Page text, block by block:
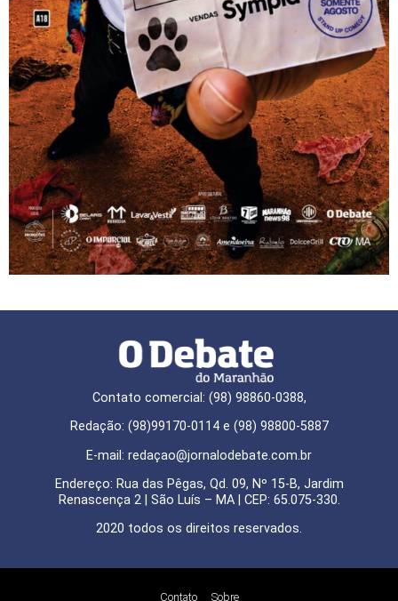
Contato comercial: (98) 98860-0388,
Redação: (98)99170-0114 e (98) 98800-5887
E-mail: redaçao@jornalodebate.com.br
Endereço: Rua das Pêgas, Qd. 09, Nº 15-B, Jardim
Renascença 2 | São Luís – MA | CEP: 65.075-330.
2020 todos os direitos reservados.
Contato Sobre